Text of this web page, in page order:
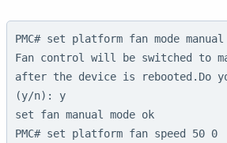
PMC# set platform fan mode manual
Fan control will be switched to
after the device is rebooted.Do
(y/n): y
set fan manual mode ok
PMC# set platform fan speed 50 0